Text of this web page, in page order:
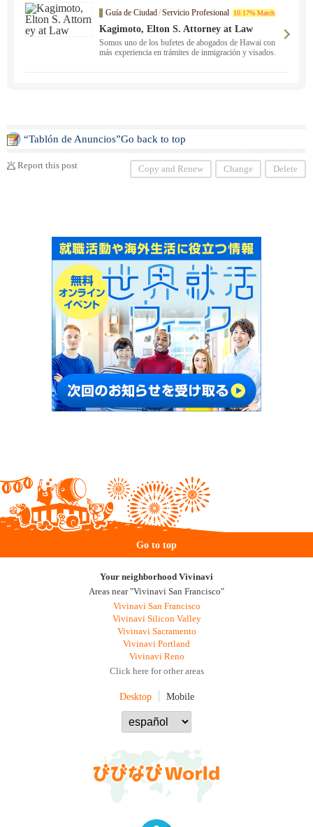
Guía de Ciudad/Servicio Profesional 10.17% Match
Kagimoto, Elton S. Attorney at Law
Somos uno de los bufetes de abogados de Hawai con
más experiencia en trámites de inmigración y visados.
“Tablón de Anuncios”Go back to top
Report this post Copy and Renew Change Delete
Go to top
Your neighborhood Vivinavi
Areas near "Vivinavi San Francisco"
Vivinavi San Francisco
Vivinavi Silicon Valley
Vivinavi Sacramento
Vivinavi Portland
Vivinavi Reno
Click here for other areas
Desktop Mobile